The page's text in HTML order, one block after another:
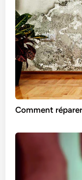
Comment